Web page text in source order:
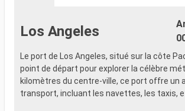
Los Angeles
Le port de Los Angeles, situé sur la côte
point de départ pour explorer la célèbre
kilomètres du centre-ville, ce port offre un
transport, incluant les navettes, les taxis,